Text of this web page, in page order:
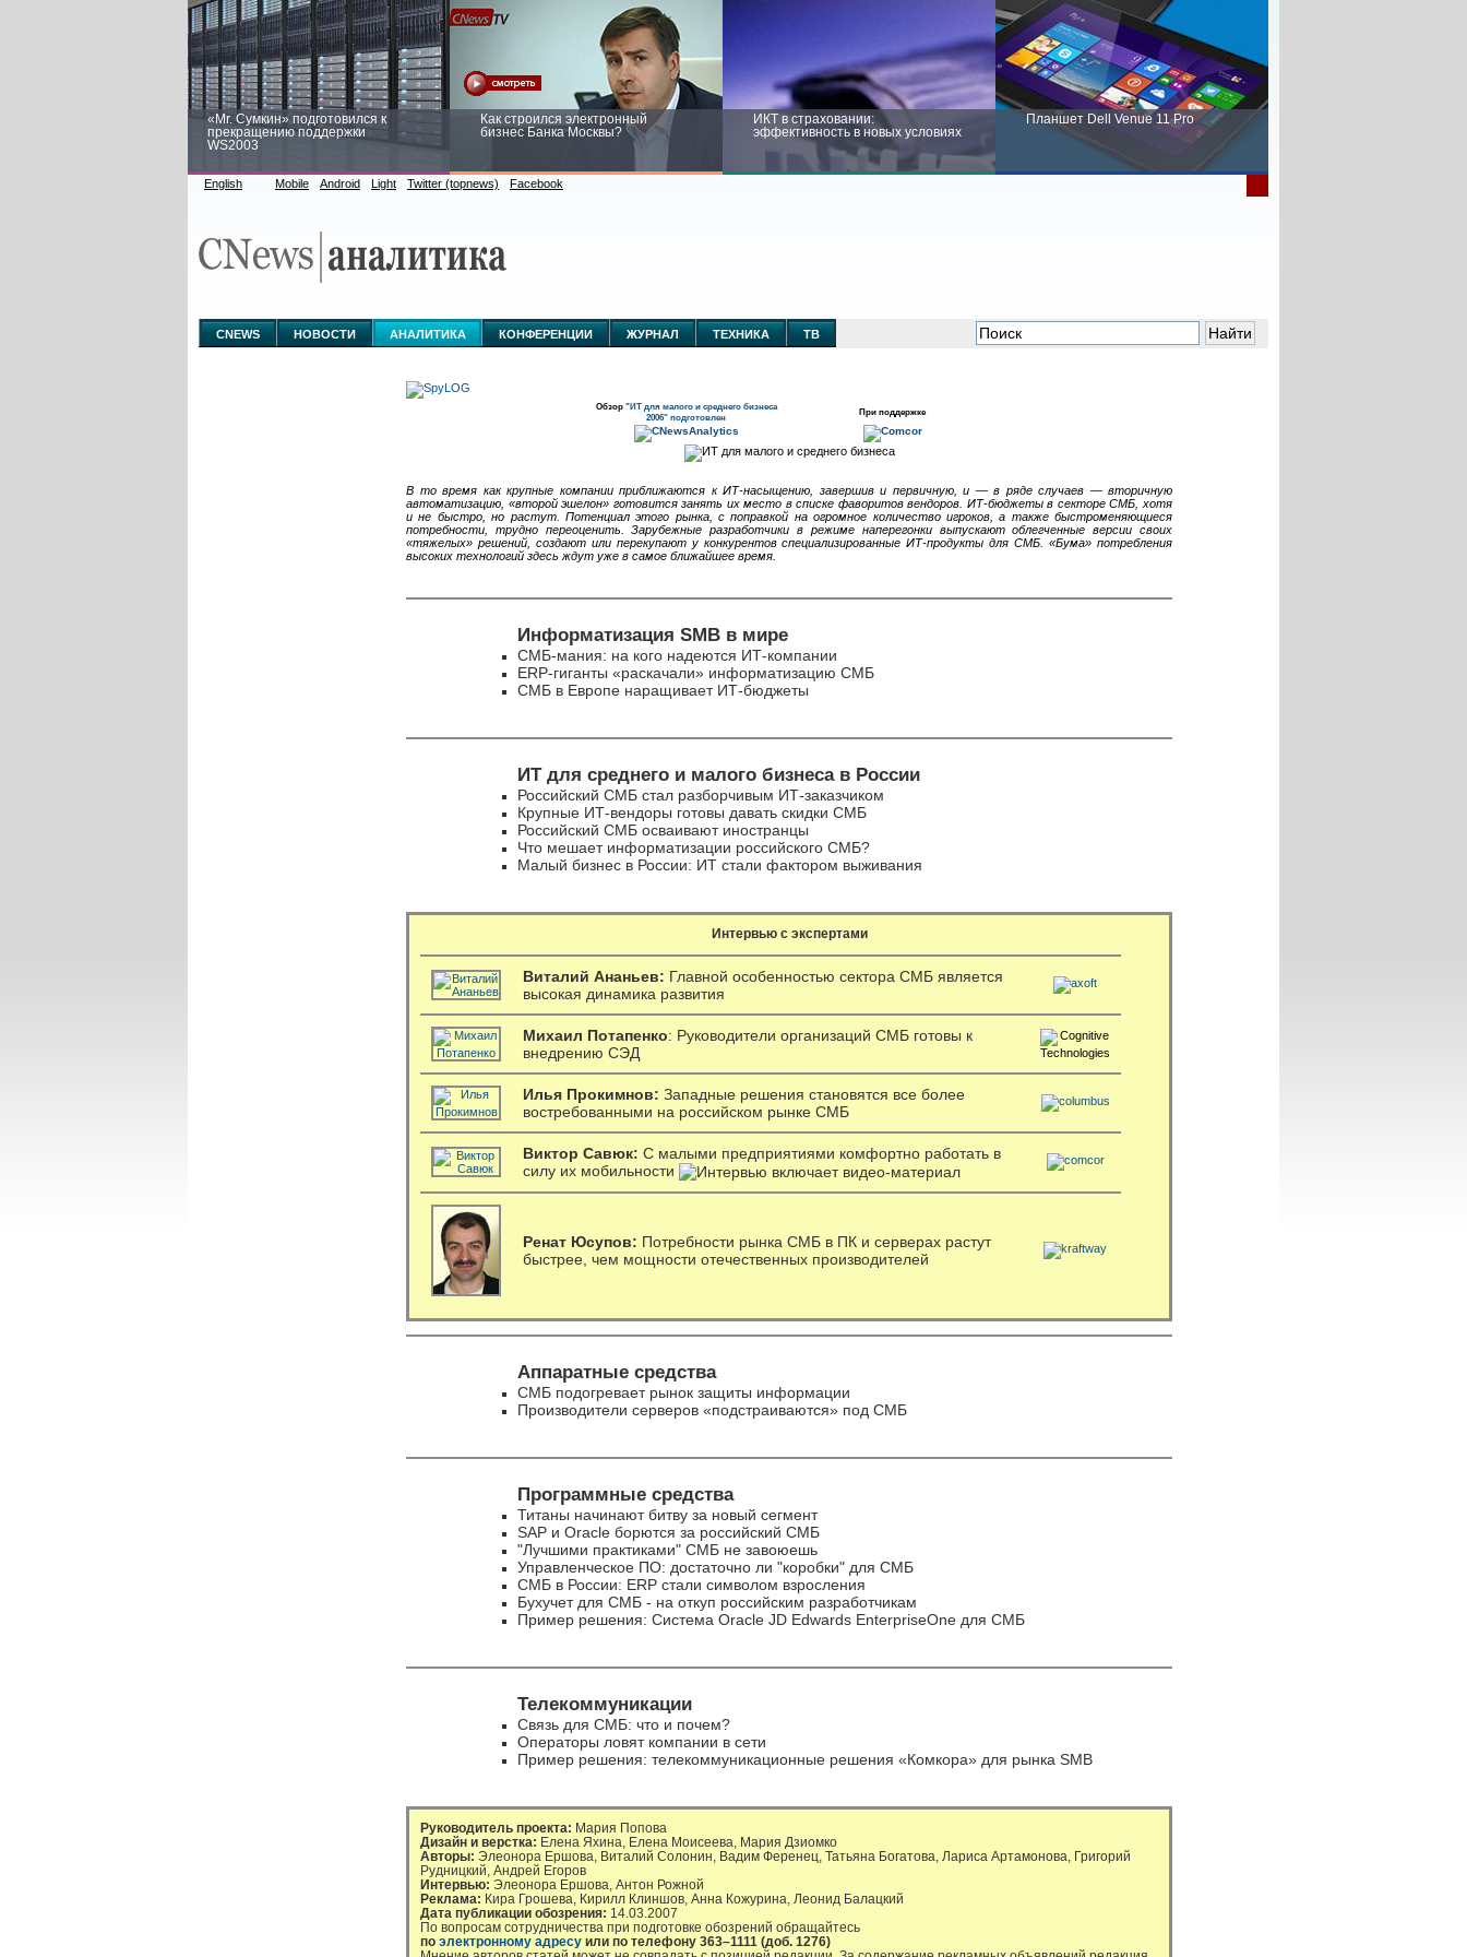
«Mr. Сумкин» подготовился к
прекращению поддержки
WS2003
Как строился электронный
бизнес Банка Москвы?
ИКТ в страховании:
эффективность в новых условиях
Планшет Dell Venue 11 Pro
аналитике
новых условиях
English Mobile Android Light Twitter (topnews) Facebook
CNEWS НОВОСТИ АНАЛИТИКА КОНФЕРЕНЦИИ ЖУРНАЛ ТЕХНИКА ТВ
Обзор "ИТ для малого и среднего бизнеса
2006" подготовлен
При поддержке
В то время как крупные компании приближаются к ИТ-насыщению, завершив и первичную, и — в ряде случаев — вторичную
автоматизацию, «второй эшелон» готовится занять их место в списке фаворитов вендоров. ИТ-бюджеты в секторе СМБ, хотя
и не быстро, но растут. Потенциал этого рынка, с поправкой на огромное количество игроков, а также быстроменяющиеся
потребности, трудно переоценить. Зарубежные разработчики в режиме наперегонки выпускают облегченные версии своих
«тяжелых» решений, создают или перекупают у конкурентов специализированные ИТ-продукты для СМБ. «Бума» потребления
высоких технологий здесь ждут уже в самое ближайшее время.
Информатизация SMB в мире
СМБ-мания: на кого надеются ИТ-компании
ERP-гиганты «раскачали» информатизацию СМБ
СМБ в Европе наращивает ИТ-бюджеты
ИТ для среднего и малого бизнеса в России
Российский СМБ стал разборчивым ИТ-заказчиком
Крупные ИТ-вендоры готовы давать скидки СМБ
Российский СМБ осваивают иностранцы
Что мешает информатизации российского СМБ?
Малый бизнес в России: ИТ стали фактором выживания
Интервью с экспертами
Виталий Ананьев: Главной особенностью сектора СМБ является
высокая динамика развития
Михаил Потапенко: Руководители организаций СМБ готовы к
внедрению СЭД
Илья Прокимнов: Западные решения становятся все более
востребованными на российском рынке СМБ
Виктор Савюк: С малыми предприятиями комфортно работать в
силу их мобильности
Ренат Юсупов: Потребности рынка СМБ в ПК и серверах растут
быстрее, чем мощности отечественных производителей
Аппаратные средства
СМБ подогревает рынок защиты информации
Производители серверов «подстраиваются» под СМБ
Программные средства
Титаны начинают битву за новый сегмент
SAP и Oracle борются за российский СМБ
"Лучшими практиками" СМБ не завоюешь
Управленческое ПО: достаточно ли "коробки" для СМБ
СМБ в России: ERP стали символом взросления
Бухучет для СМБ - на откуп российским разработчикам
Пример решения: Система Oracle JD Edwards EnterpriseOne для СМБ
Телекоммуникации
Связь для СМБ: что и почем?
Операторы ловят компании в сети
Пример решения: телекоммуникационные решения «Комкора» для рынка SMB
Руководитель проекта: Мария Попова
Дизайн и верстка: Елена Яхина, Елена Моисеева, Мария Дзиомко
Авторы: Элеонора Ершова, Виталий Солонин, Вадим Ференец, Татьяна Богатова, Лариса Артамонова, Григорий
Рудницкий, Андрей Егоров
Интервью: Элеонора Ершова, Антон Рожной
Реклама: Кира Грошева, Кирилл Клиншов, Анна Кожурина, Леонид Балацкий
Дата публикации обозрения: 14.03.2007
По вопросам сотрудничества при подготовке обозрений обращайтесь
по электронному адресу или по телефону 363–1111 (доб. 1276)